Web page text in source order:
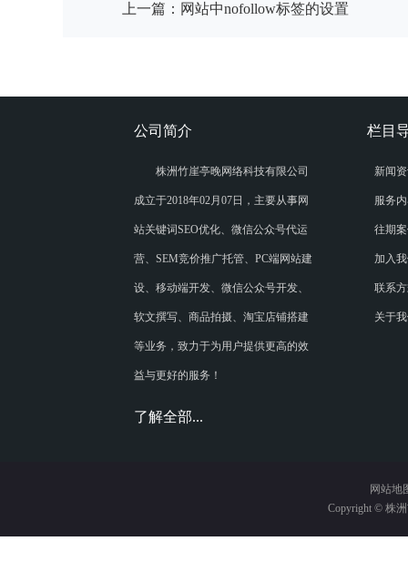
上一篇： 网站中nofollow标签的设置
公司简介
株洲竹崖亭晚网络科技有限公司
成立于2018年02月07日，主要从事网
站关键词SEO优化、微信公众号代运
营、SEM竞价推广托管、PC端网站建
设、移动端开发、微信公众号开发、
软文撰写、商品拍摄、淘宝店铺搭建
等业务，致力于为用户提供更高的效
益与更好的服务！
了解全部...
栏目
新闻
服务
往期
加入
联系
关于
网站地
Copyright © 株